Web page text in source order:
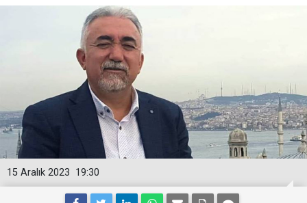
19:30
15 Aralık 2023